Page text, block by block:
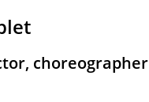
choreographer